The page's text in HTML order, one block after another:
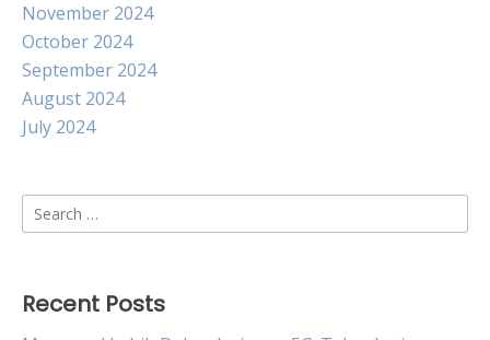
November 2024
October 2024
September 2024
August 2024
July 2024
Search
for:
Recent Posts